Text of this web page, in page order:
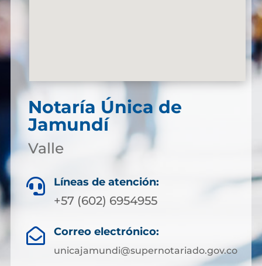
Notaría Única de
Jamundí
Valle
 Líneas de atención:
+57 (602) 6954955
 Correo electrónico:
unicajamundi@supernotariado.gov.co